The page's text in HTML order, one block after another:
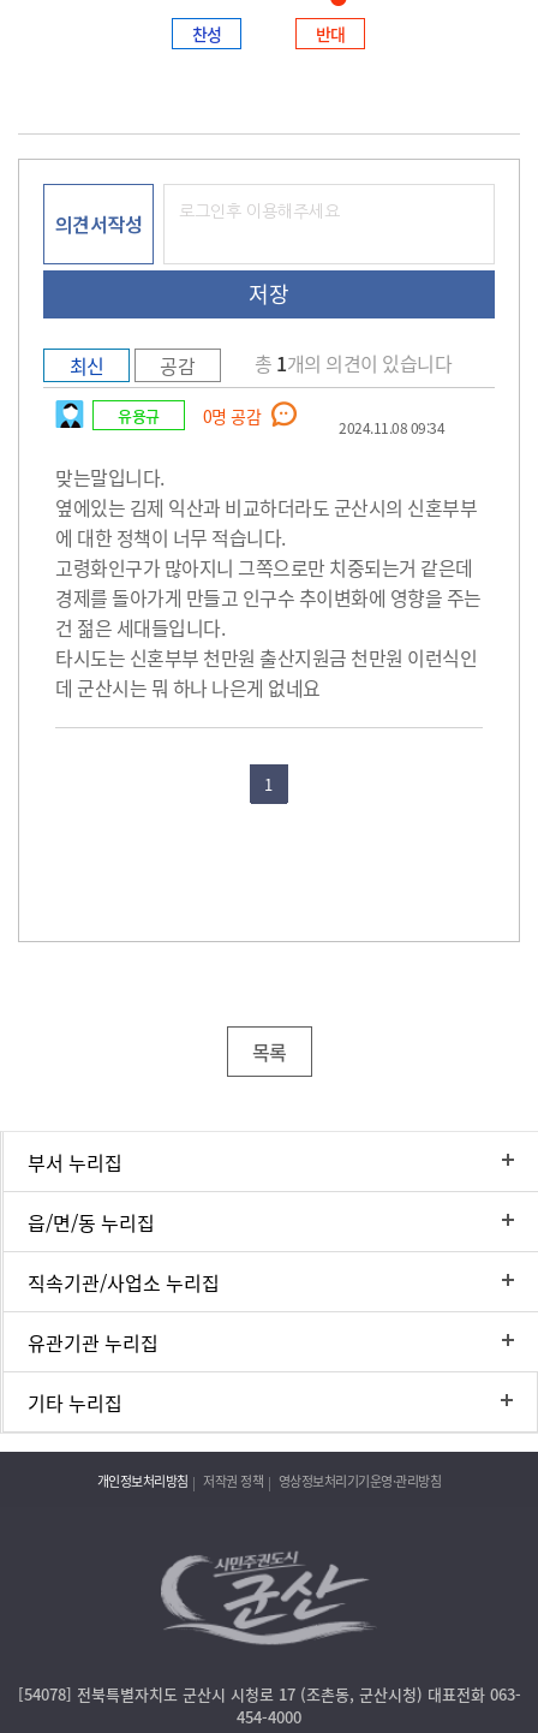
찬성 반대
의견서작성
최신 공감 총 1개의 의견이 있습니다
유용규 0명 공감 2024.11.08 09:34
맞는말입니다.
옆에있는 김제 익산과 비교하더라도 군산시의 신혼부부
에 대한 정책이 너무 적습니다.
고령화인구가 많아지니 그쪽으로만 치중되는거 같은데
경제를 돌아가게 만들고 인구수 추이변화에 영향을 주는
건 젊은 세대들입니다.
타시도는 신혼부부 천만원 출산지원금 천만원 이런식인
데 군산시는 뭐 하나 나은게 없네요
1
목록
부서 누리집
읍/면/동 누리집
직속기관/사업소 누리집
유관기관 누리집
기타 누리집
개인정보처리방침 저작권 정책 영상정보처리기기운영·관리방침
[54078] 전북특별자치도 군산시 시청로 17 (조촌동, 군산시청) 대표전화 063-
454-4000